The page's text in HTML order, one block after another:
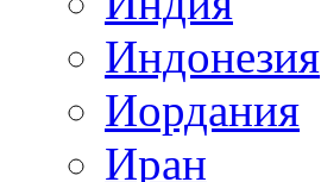
Индонезия
Иордания
Иран